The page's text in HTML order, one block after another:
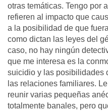
otras temáticas. Tengo por
refieren al impacto que
a la posibilidad de que
como dictan las leyes del
caso, no hay ningún
que me interesa es la
suicidio y las posibilidades
las relaciones familiares.
reunir varias pequeñas
totalmente banales, pero